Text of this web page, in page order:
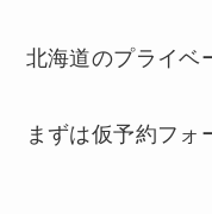
北海道のプライベ
まずは仮予約フォ